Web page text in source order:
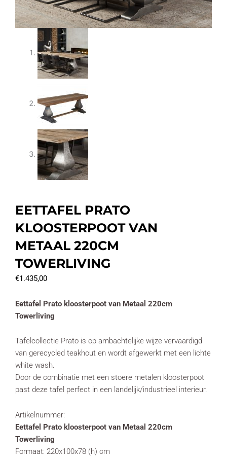
EETTAFEL PRATO
KLOOSTERPOOT VAN
METAAL 220CM
TOWERLIVING
€1.435,00
Eettafel Prato kloosterpoot van Metaal 220cm
Towerliving
Tafelcollectie Prato is op ambachtelijke wijze vervaardigd
van gerecycled teakhout en wordt afgewerkt met een lichte
white wash.
Door de combinatie met een stoere metalen kloosterpoot
past deze tafel perfect in een landelijk/industrieel interieur.
Artikelnummer:
Eettafel Prato kloosterpoot van Metaal 220cm
Towerliving
Formaat: 220x100x78 (h) cm